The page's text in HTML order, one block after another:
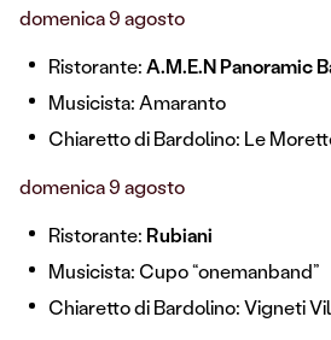
domenica 9 agosto
Ristorante:A.M.E.N Panoramic
Musicista: Amaranto
Chiaretto di Bardolino: Le
domenica 9 agosto
Ristorante: Rubiani
Musicista: Cupo “onemanband”
Chiaretto di Bardolino: Vigneti